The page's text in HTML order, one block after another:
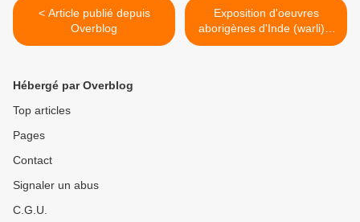
< Article publié depuis
Overblog
Exposition d'oeuvres
aborigènes d'Inde (warli) à
Dijon à partir du 19 avril
Hébergé par Overblog
Top articles
Pages
Contact
Signaler un abus
C.G.U.